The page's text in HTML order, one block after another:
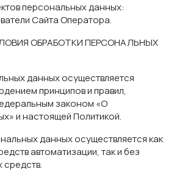
персональных данных:
Сайта Оператора.
ОБРАБОТКИ ПЕРСОНАЛЬНЫХ
данных осуществляется
принципов и правил,
законом «О
и настоящей Политикой.
данных осуществляется как
автоматизации, так и без
средств.